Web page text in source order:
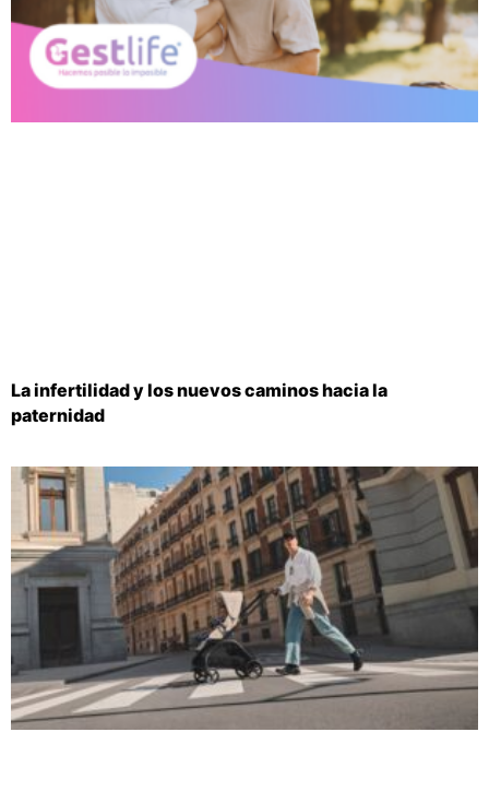
La infertilidad y los nuevos caminos hacia la
paternidad